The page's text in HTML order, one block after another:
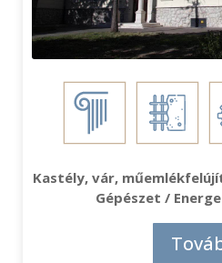
Kastély, vár,
Gépészet /